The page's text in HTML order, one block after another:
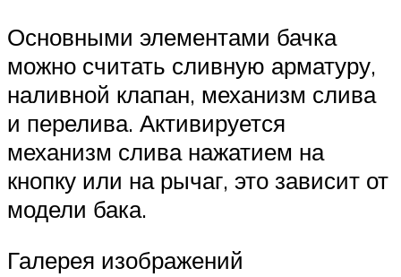
Основными элементами бачка
можно считать сливную арматуру,
наливной клапан, механизм слива
и перелива. Активируется
механизм слива нажатием на
кнопку или на рычаг, это зависит от
модели бака.
Галерея изображений